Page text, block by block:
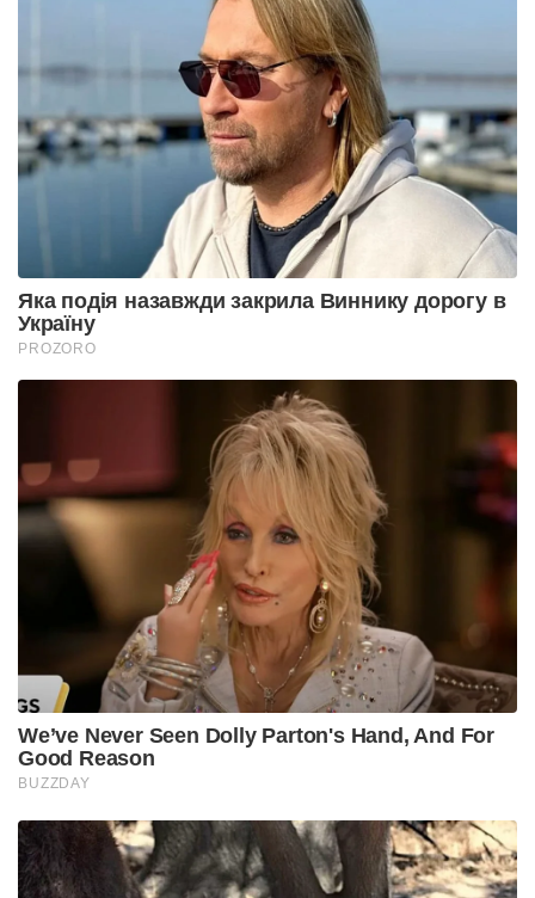
Яка подія назавжди закрила Виннику дорогу в
Україну
PROZORO
We’ve Never Seen Dolly Parton's Hand, And For
Good Reason
BUZZDAY